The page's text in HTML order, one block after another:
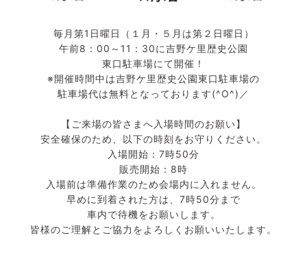
毎月第1日曜日（１月・５月は第２日曜日）
午前8：00～11：30に吉野ケ里歴史公園
東口駐車場にて開催！
※開催時間中は吉野ケ里歴史公園東口駐車場の
駐車場代は無料となっております(^O^)／
【ご来場の皆さまへ入場時間のお願い】
安全確保のため、以下の時刻をお守りください。
入場開始：7時50分
販売開始：8時
入場前は準備作業のため会場内に入れません。
早めに到着された方は、7時50分まで
車内で待機をお願いします。
皆様のご理解とご協力をよろしくお願いいたします。